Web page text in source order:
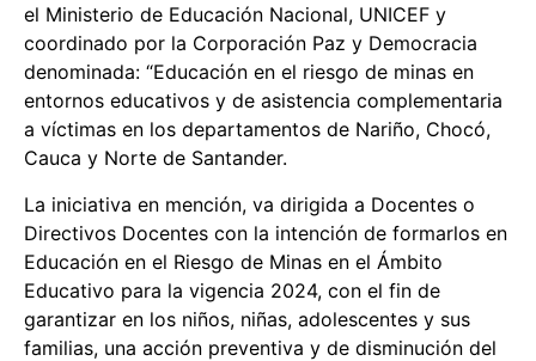
el Ministerio de Educación Nacional, UNICEF y
coordinado por la Corporación Paz y Democracia
denominada: “Educación en el riesgo de minas en
entornos educativos y de asistencia complementaria
a víctimas en los departamentos de Nariño, Chocó,
Cauca y Norte de Santander.
La iniciativa en mención, va dirigida a Docentes o
Directivos Docentes con la intención de formarlos en
Educación en el Riesgo de Minas en el Ámbito
Educativo para la vigencia 2024, con el fin de
garantizar en los niños, niñas, adolescentes y sus
familias, una acción preventiva y de disminución del